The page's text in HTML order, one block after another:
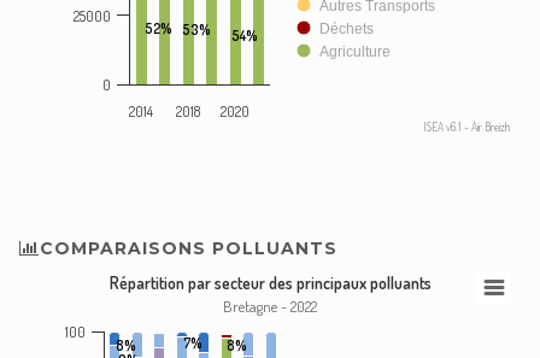
52% 53% 54%
Autres Transports
Déchets
Agriculture
2014 2018 2020
0
25000
ISEA v6.1 - Air Breizh
COMPARAISONS POLLUANTS
Répartition par secteur des principaux polluants
Bretagne - 2022
7%
8%
8%
100